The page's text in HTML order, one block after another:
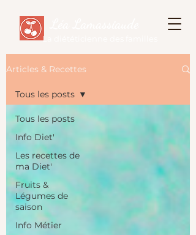
La diététicienne des familles
Articles & Recettes
Tous les posts
Info Diet'
Les recettes de
ma Diet'
Fruits &
Légumes de
saison
Info Métier
Tous les posts